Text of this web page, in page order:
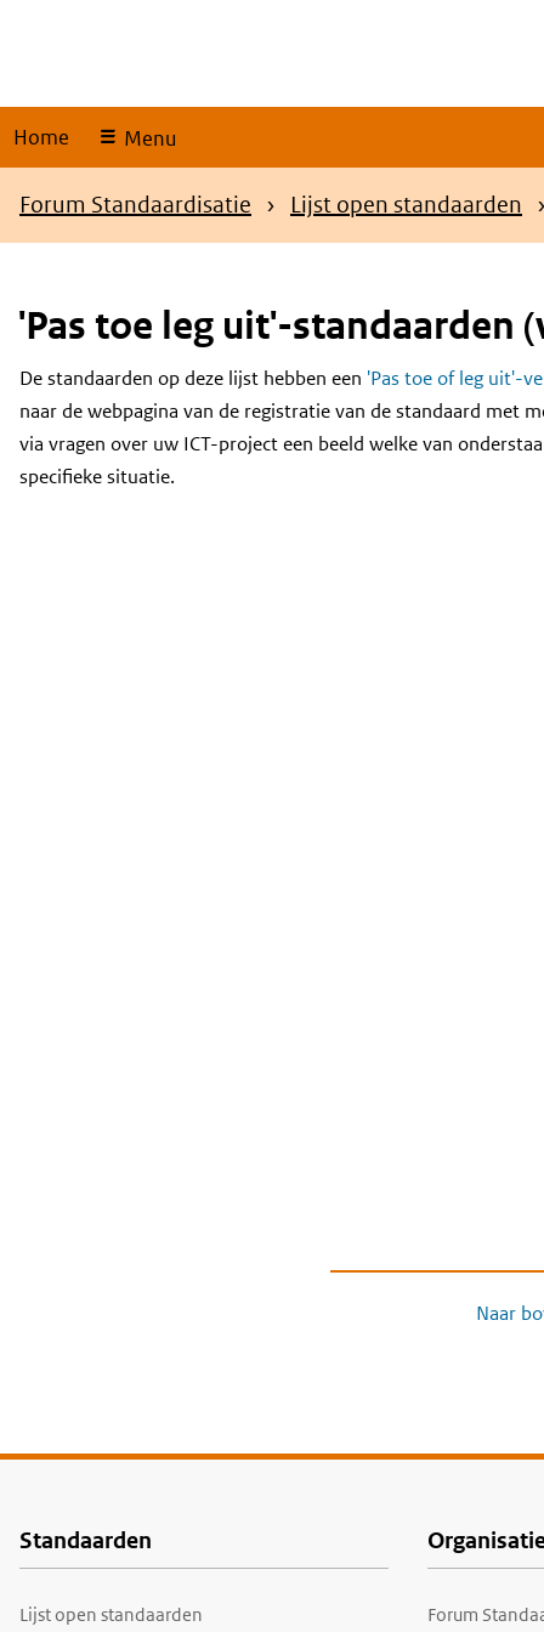
Home Menu
Kruimelpad
Forum Standaardisatie Lijst open standaarden
'Pas toe leg uit'-standaarden
Content
De standaarden op deze lijst hebben een 'Pas toe of leg uit'-
naar de webpagina van de registratie van de standaard met
via vragen over uw ICT-project een beeld welke van
specifieke situatie.
Naar
Voet
Standaarden
Lijst open standaarden Forum